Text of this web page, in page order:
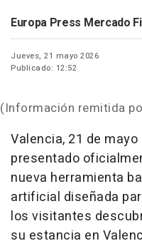
Europa Press Mercado
Jueves, 21 mayo 2026
Publicado: 12:52
(Información remitida
Valencia, 21 de
presentado
nueva herramienta
artificial diseñada
los visitantes
su estancia en